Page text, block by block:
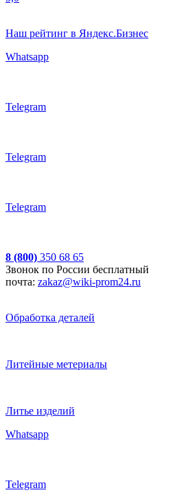
Наш рейтинг в Яндекс.Бизнес
Whatsapp
Telegram
Telegram
Telegram
8 (800) 350 68 65
Звонок по России бесплатный
почта: zakaz@wiki-prom24.ru
Обработка деталей
Литейные метериалы
Литье изделий
Whatsapp
Telegram